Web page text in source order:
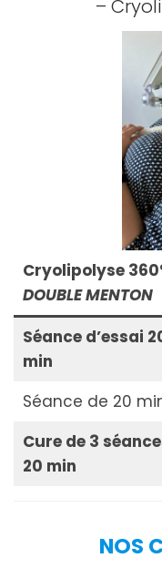
–
Cryolipolyse
DOUBLE MENTON
Séance d’essai
min
Séance de 20
Cure de 3
20 min
NOS